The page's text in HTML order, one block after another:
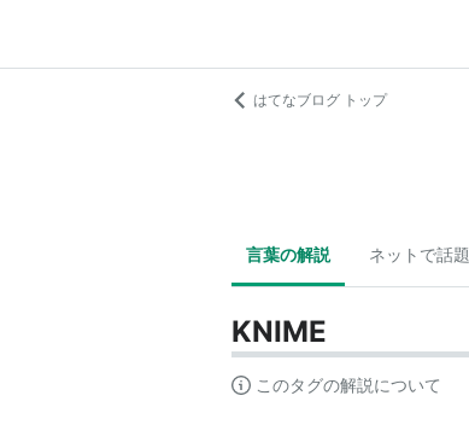
はてなブログ トップ
言葉の解説 ネットで話題
KNIME
このタグの解説について